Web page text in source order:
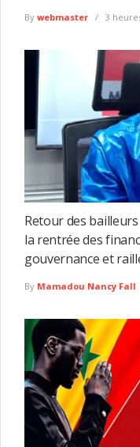
By webmaster 3
Retour des
la rentrée des
gouvernance et
By Mamadou Nancy Fall